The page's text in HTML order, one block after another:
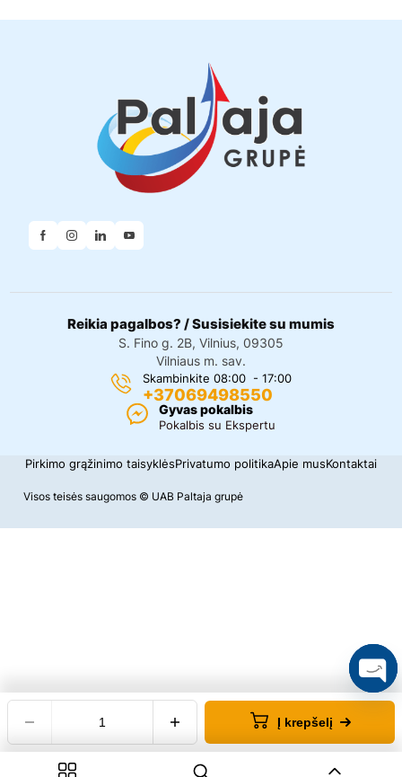
Į krepšelį
Reikia pagalbos? / Susisiekite su mumis
S. Fino g. 2B, Vilnius, 09305
Vilniaus m. sav.
Skambinkite 08:00 - 17:00
+37069498550
Gyvas pokalbis
Pokalbis su Ekspertu
Visos teisės saugomos © UAB Paltaja grupė
Pirkimo grąžinimo taisyklėsPrivatumo politikaApie musKontaktai
O